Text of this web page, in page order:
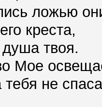
ложью
креста,
твоя.
Мое
не